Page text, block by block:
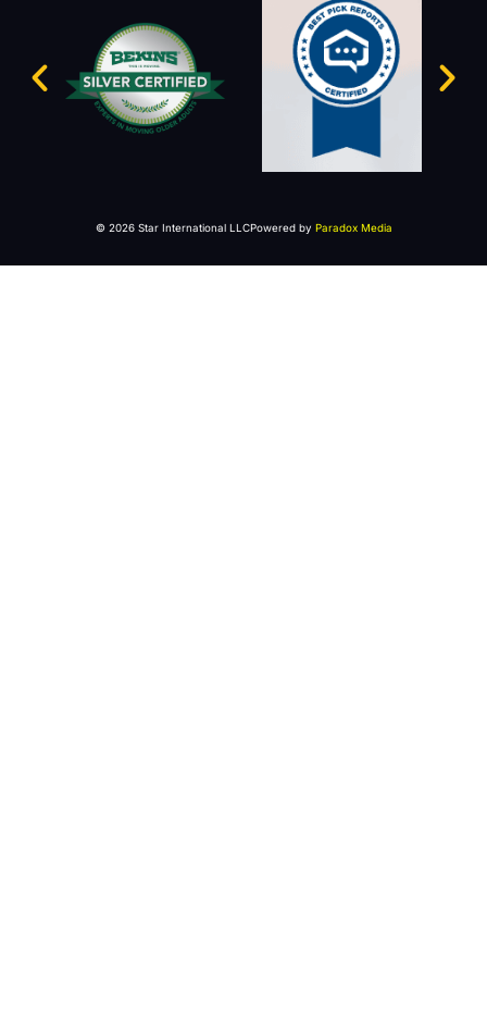
© 2026 Star International LLCPowered by Paradox Media